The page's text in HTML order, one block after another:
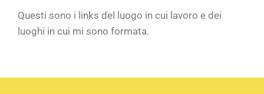
Questi sono i links del luogo in cui lavoro e dei
luoghi in cui mi sono formata.